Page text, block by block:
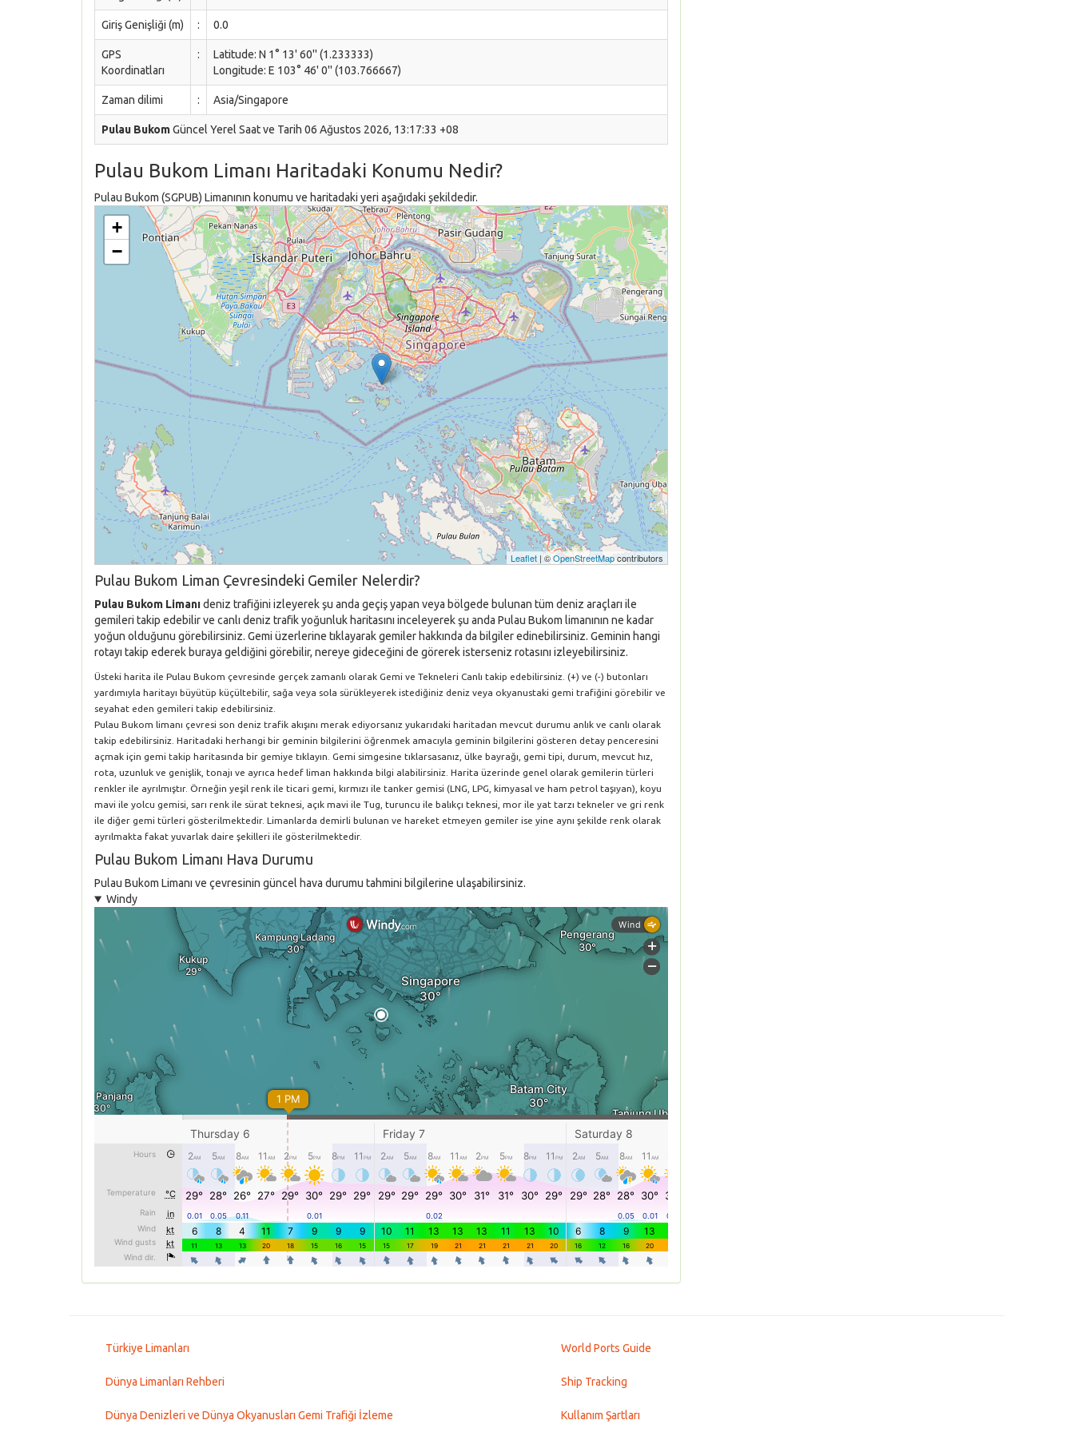
Giriş Genişliği (m) : 0.0
GPS
Koordinatları
:
Latitude: N 1° 13' 60'' (1.233333)
Longitude: E 103° 46' 0'' (103.766667)
Zaman dilimi : Asia/Singapore
Pulau BukomGüncel Yerel Saat ve Tarih 06 Ağustos 2026, 13:17:33 +08
Pulau Bukom Limanı Haritadaki Konumu Nedir?
Pulau Bukom (SGPUB) Limanının konumu ve haritadaki yeri aşağıdaki şekildedir.
+
−
Leaflet | ©OpenStreetMapcontributors
Pulau Bukom Liman Çevresindeki Gemiler Nelerdir?
Pulau Bukom Limanıdeniz trafiğini izleyerek şu anda geçiş yapan veya bölgede bulunan tüm deniz araçları ile
gemileri takip edebilir ve canlı deniz trafik yoğunluk haritasını inceleyerek şu anda Pulau Bukom limanının ne kadar
yoğun olduğunu görebilirsiniz. Gemi üzerlerine tıklayarak gemiler hakkında da bilgiler edinebilirsiniz. Geminin hangi
rotayı takip ederek buraya geldiğini görebilir, nereye gideceğini de görerek isterseniz rotasını izleyebilirsiniz.
Üsteki harita ile Pulau Bukom çevresinde gerçek zamanlı olarak Gemi ve Tekneleri Canlı takip edebilirsiniz. (+) ve (-) butonları
yardımıyla haritayı büyütüp küçültebilir, sağa veya sola sürükleyerek istediğiniz deniz veya okyanustaki gemi trafiğini görebilir ve
seyahat eden gemileri takip edebilirsiniz.
Pulau Bukom limanı çevresi son deniz trafik akışını merak ediyorsanız yukarıdaki haritadan mevcut durumu anlık ve canlı olarak
takip edebilirsiniz. Haritadaki herhangi bir geminin bilgilerini öğrenmek amacıyla geminin bilgilerini gösteren detay penceresini
açmak için gemi takip haritasında bir gemiye tıklayın. Gemi simgesine tıklarsasanız, ülke bayrağı, gemi tipi, durum, mevcut hız,
rota, uzunluk ve genişlik, tonajı ve ayrıca hedef liman hakkında bilgi alabilirsiniz. Harita üzerinde genel olarak gemilerin türleri
renkler ile ayrılmıştır. Örneğin yeşil renk ile ticari gemi, kırmızı ile tanker gemisi (LNG, LPG, kimyasal ve ham petrol taşıyan), koyu
mavi ile yolcu gemisi, sarı renk ile sürat teknesi, açık mavi ile Tug, turuncu ile balıkçı teknesi, mor ile yat tarzı tekneler ve gri renk
ile diğer gemi türleri gösterilmektedir. Limanlarda demirli bulunan ve hareket etmeyen gemiler ise yine aynı şekilde renk olarak
ayrılmakta fakat yuvarlak daire şekilleri ile gösterilmektedir.
Pulau Bukom Limanı Hava Durumu
Pulau Bukom Limanı ve çevresinin güncel hava durumu tahmini bilgilerine ulaşabilirsiniz.
Windy
Türkiye Limanları
Dünya Limanları Rehberi
Dünya Denizleri ve Dünya Okyanusları Gemi Trafiği İzleme
World Ports Guide
Ship Tracking
Kullanım Şartları